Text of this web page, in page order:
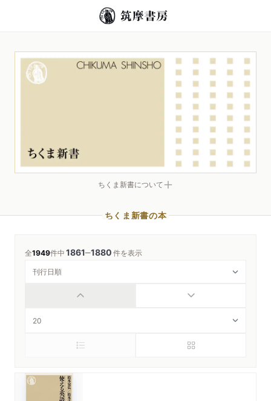
ちくま新書について
ちくま新書の本
全1949件中1861─1880件を表示